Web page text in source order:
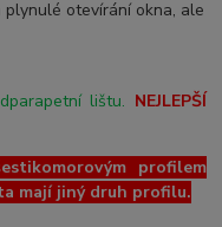
otevírání okna, ale
lištu. NEJLEPŠÍ
profilem
mají jiný druh profilu.